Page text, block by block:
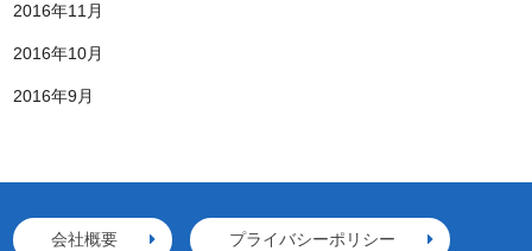
2016年11月
2016年10月
2016年9月
会社概要 プライバシーポリシー